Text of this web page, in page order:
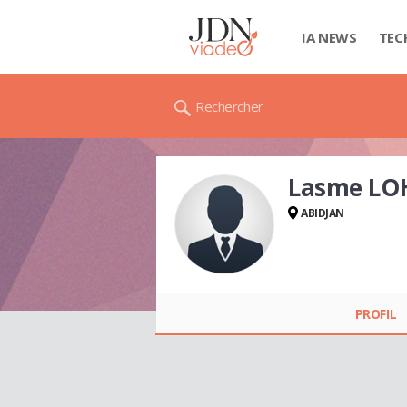
IA NEWS
Rechercher
Lasme
ABIDJAN
PROFIL